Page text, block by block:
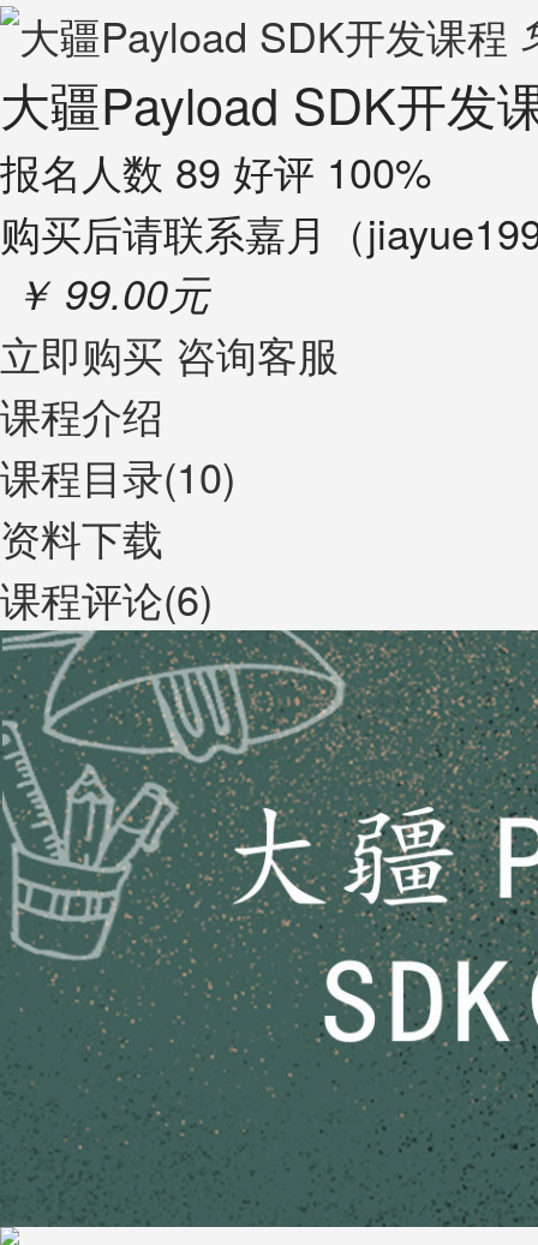
大疆Payload SDK开发
报名人数 89 好评 100%
购买后请联系嘉月（
￥ 99.00元
立即购买 咨询客服
课程介绍
课程目录(10)
资料下载
课程评论(6)